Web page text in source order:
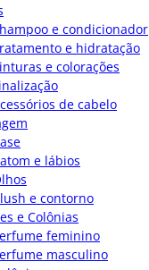
e condicionador
e hidratação
e colorações
de cabelo
e lábios
e contorno
e Colônias
feminino
masculino